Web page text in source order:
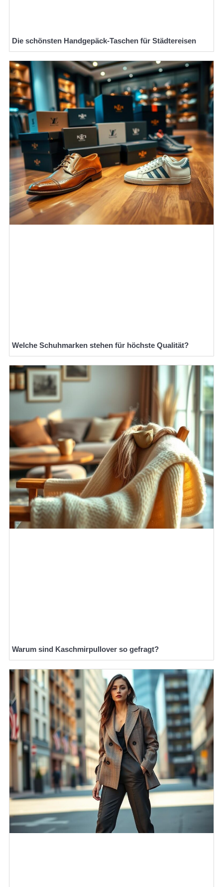
Die schönsten Handgepäck-Taschen für Städtereisen
Welche Schuhmarken stehen für höchste Qualität?
Warum sind Kaschmirpullover so gefragt?